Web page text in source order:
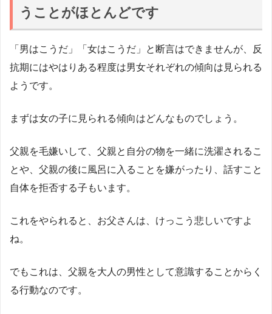
うことがほとんどです
「男はこうだ」「女はこうだ」と断言はできませんが、反
抗期にはやはりある程度は男女それぞれの傾向は見られる
ようです。
まずは女の子に見られる傾向はどんなものでしょう。
父親を毛嫌いして、父親と自分の物を一緒に洗濯されるこ
とや、父親の後に風呂に入ることを嫌がったり、話すこと
自体を拒否する子もいます。
これをやられると、お父さんは、けっこう悲しいですよ
ね。
でもこれは、父親を大人の男性として意識することからく
る行動なのです。